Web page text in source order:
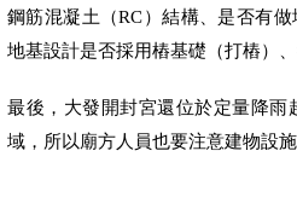
鋼筋混凝土（RC）結構、是否有做
地基設計是否採用樁基礎（打樁）、
最後，大發開封宮還位於定量降雨
域，所以廟方人員也要注意建物設施